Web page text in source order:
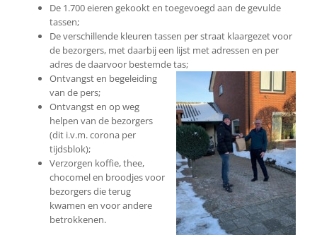
De 1.700 eieren gekookt en toegevoegd aan de gevulde
tassen;
De verschillende kleuren tassen per straat klaargezet voor
de bezorgers, met daarbij een lijst met adressen en per
adres de daarvoor bestemde tas;
Ontvangst en begeleiding
van de pers;
Ontvangst en op weg
helpen van de bezorgers
(dit i.v.m. corona per
tijdsblok);
Verzorgen koffie, thee,
chocomel en broodjes voor
bezorgers die terug
kwamen en voor andere
betrokkenen.